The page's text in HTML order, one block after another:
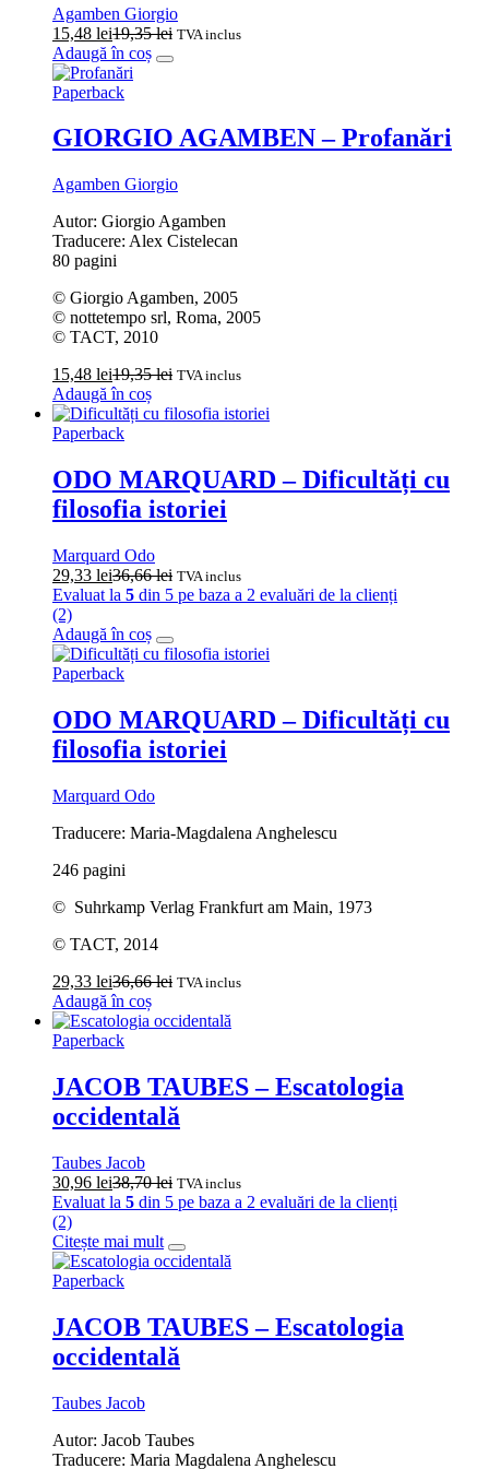
Agamben Giorgio
15,48 lei19,35lei TVA inclus
Adaugă în coș
Paperback
GIORGIO AGAMBEN – Profanări
Agamben Giorgio
Autor: Giorgio Agamben
Traducere: Alex Cistelecan
80 pagini
© Giorgio Agamben, 2005
© nottetempo srl, Roma, 2005
© TACT, 2010
15,48 lei19,35lei TVA inclus
Adaugă în coș
Paperback
ODO MARQUARD – Dificultăți cu
filosofia istoriei
Marquard Odo
29,33 lei36,66lei TVA inclus
Evaluat la 5 din 5 pe baza a 2 evaluări de la clienți
(2)
Adaugă în coș
Paperback
ODO MARQUARD – Dificultăți cu
filosofia istoriei
Marquard Odo
Traducere: Maria-Magdalena Anghelescu
246 pagini
© Suhrkamp Verlag Frankfurt am Main, 1973
© TACT, 2014
29,33 lei36,66lei TVA inclus
Adaugă în coș
Paperback
JACOB TAUBES – Escatologia
occidentală
Taubes Jacob
30,96 lei38,70lei TVA inclus
Evaluat la 5 din 5 pe baza a 2 evaluări de la clienți
(2)
Citește mai mult
Paperback
JACOB TAUBES – Escatologia
occidentală
Taubes Jacob
Autor: Jacob Taubes
Traducere: Maria Magdalena Anghelescu